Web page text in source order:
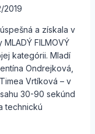
2019
a získala v
FILMOVÝ
kategórii. Mladí
Ondrejková,
Vrtíková – v
30-90 sekúnd
technickú